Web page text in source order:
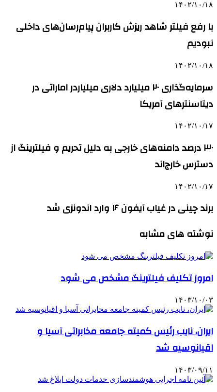
۱۴۰۲/۱۰/۱۸
با رفع فیلتر شاهد ریزش کاربران پیام‌رسان‌های داخلی
نبودیم
۱۴۰۲/۱۰/۱۸
سرمایه‌گذاری ۲۰ میلیارد دلاری میلیاردر اماراتی در
دیتاسنترهای آمریکا
۱۴۰۲/۱۰/۱۷
۳۰ درصد دامنه‌های خارجی به دلیل تحریم و فیلترینگ از
دسترس خارج‌اند
۱۴۰۲/۱۰/۱۷
برند چینی در غیاب آیفون ۱۶ وارد اندونزی شد
نوشته های مشابه
امروز تکلیف فیلترینگ مشخص می شود
۱۴۰۳/۱۰/۰۳
ایران، نایب رئیس کمیته جامعه مخابراتی آسیا و
اقیانوسیه شد
۱۴۰۳/۰۹/۱۱